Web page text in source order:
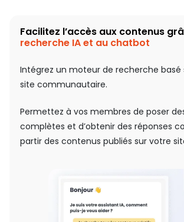
Facilitez l’accès aux contenus
recherche IA et au chatbot
Intégrez un moteur de recherche basé
site communautaire.
Permettez à vos membres de poser
complètes et d’obtenir des réponses
partir des contenus publiés sur votre